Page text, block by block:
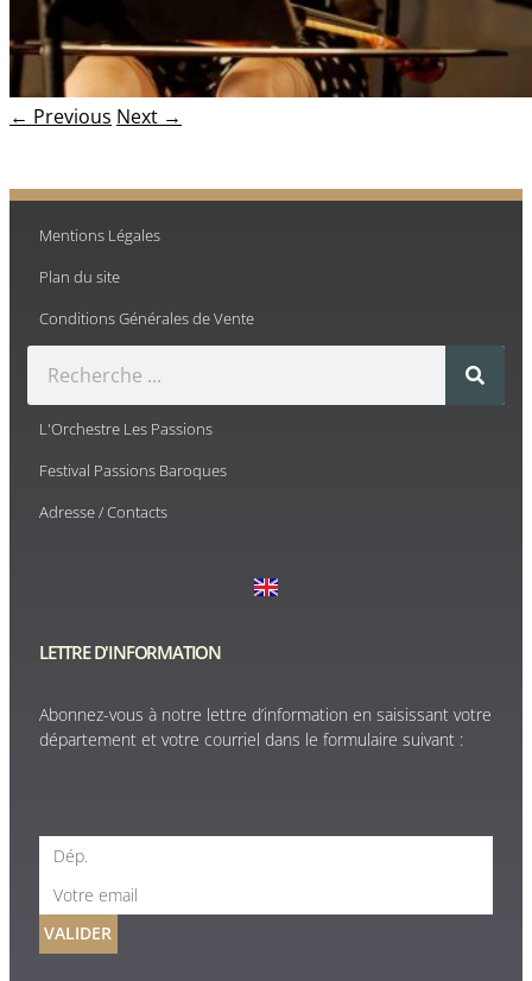
← Previous Next →
Mentions Légales
Plan du site
Conditions Générales de Vente
L'Orchestre Les Passions
Festival Passions Baroques
Adresse / Contacts
LETTRE D'INFORMATION
Abonnez-vous à notre lettre d’information en saisissant votre
département et votre courriel dans le formulaire suivant :
VALIDER